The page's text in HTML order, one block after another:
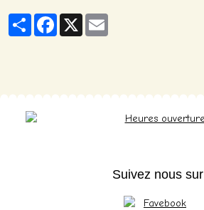
PartagerFacebook
X
Suivez nous sur